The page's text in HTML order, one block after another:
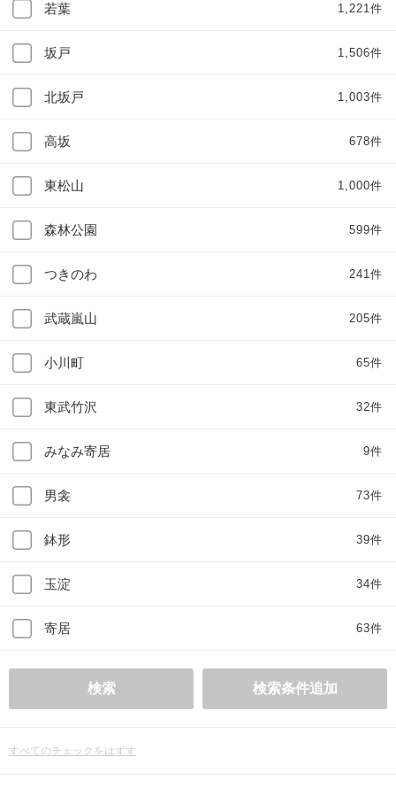
若葉 1,221件
坂戸 1,506件
北坂戸 1,003件
高坂 678件
東松山 1,000件
森林公園 599件
つきのわ 241件
武蔵嵐山 205件
小川町 65件
東武竹沢 32件
みなみ寄居 9件
男衾 73件
鉢形 39件
玉淀 34件
寄居 63件
検索 検索条件追加
すべてのチェックをはずす